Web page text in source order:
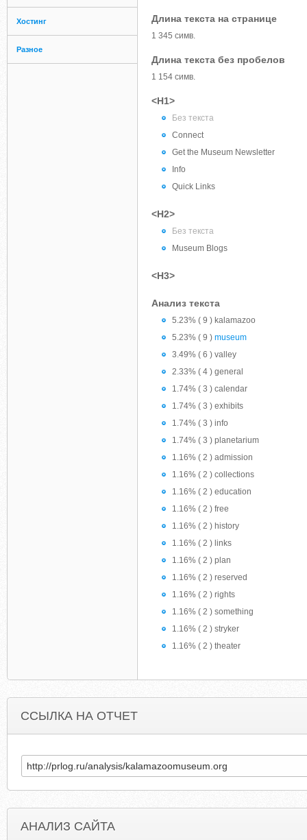
Хостинг
Разное
Длина текста на странице
1 345 симв.
Длина текста без пробелов
1 154 симв.
<H1>
Без текста
Connect
Get the Museum Newsletter
Info
Quick Links
<H2>
Без текста
Museum Blogs
<H3>
Анализ текста
5.23% ( 9 ) kalamazoo
5.23% ( 9 ) museum
3.49% ( 6 ) valley
2.33% ( 4 ) general
1.74% ( 3 ) calendar
1.74% ( 3 ) exhibits
1.74% ( 3 ) info
1.74% ( 3 ) planetarium
1.16% ( 2 ) admission
1.16% ( 2 ) collections
1.16% ( 2 ) education
1.16% ( 2 ) free
1.16% ( 2 ) history
1.16% ( 2 ) links
1.16% ( 2 ) plan
1.16% ( 2 ) reserved
1.16% ( 2 ) rights
1.16% ( 2 ) something
1.16% ( 2 ) stryker
1.16% ( 2 ) theater
ССЫЛКА НА ОТЧЕТ
АНАЛИЗ САЙТА